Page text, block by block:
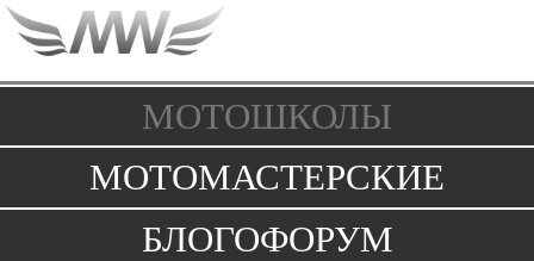
МОТОШКОЛЫ
МОТОМАСТЕРСКИЕ
БЛОГОФОРУМ